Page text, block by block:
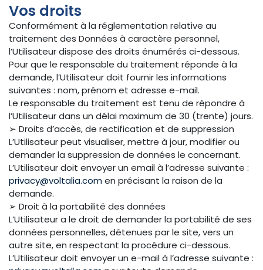
Vos droits
Conformément à la réglementation relative au
traitement des Données à caractère personnel,
l’Utilisateur dispose des droits énumérés ci-dessous.
Pour que le responsable du traitement réponde à la
demande, l’Utilisateur doit fournir les informations
suivantes : nom, prénom et adresse e-mail.
Le responsable du traitement est tenu de répondre à
l’Utilisateur dans un délai maximum de 30 (trente) jours.
➢ Droits d’accès, de rectification et de suppression
L’Utilisateur peut visualiser, mettre à jour, modifier ou
demander la suppression de données le concernant.
L’Utilisateur doit envoyer un email à l’adresse suivante :
privacy@voltalia.comen précisant la raison de la
demande.
➢ Droit à la portabilité des données
L’Utilisateur a le droit de demander la portabilité de ses
données personnelles, détenues par le site, vers un
autre site, en respectant la procédure ci-dessous.
L’Utilisateur doit envoyer un e-mail à l’adresse suivante :